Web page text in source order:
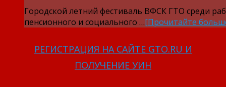
Городской летний фестиваль ВФСК ГТО среди
пенсионного и социального …[Прочитайте
РЕГИСТРАЦИЯ НА САЙТЕ GTO.RU И
ПОЛУЧЕНИЕ УИН